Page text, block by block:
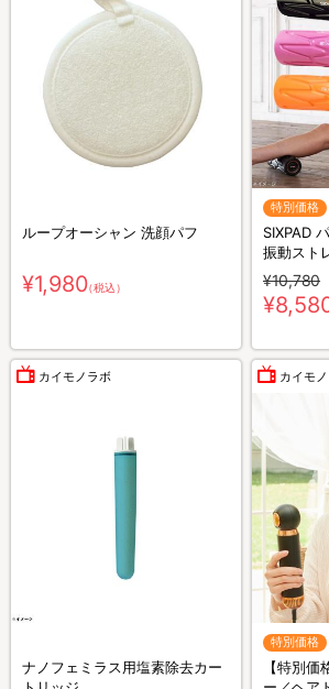
ループオーシャン 洗顔パフ
¥1,980（税込）
特別価格
SIXPAD
振動スト
¥10,780
カイモノラボ
ナノフェミラス用塩素除去カー
カイモ
特別価格
【特別